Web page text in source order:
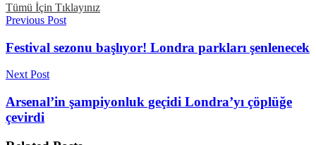
Tümü İçin Tıklayınız
Previous Post
Festival sezonu başlıyor! Londra parkları şenlenecek
Next Post
Arsenal’in şampiyonluk geçidi Londra’yı çöplüğe
çevirdi